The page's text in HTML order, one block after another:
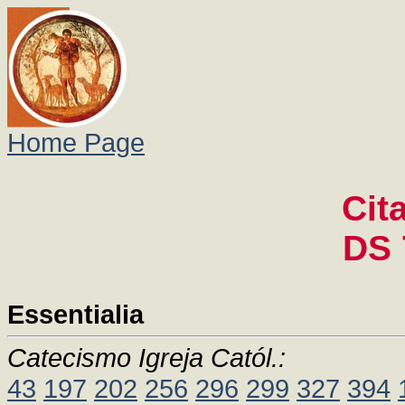
Home Page
DS
Essentialia
Catecismo Igreja Catól.:
43 197 202 256 296 299 327 394